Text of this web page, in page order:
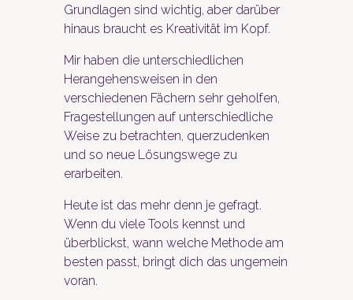
Grundlagen sind wichtig, aber darüber
hinaus braucht es Kreativität im Kopf.
Mir haben die unterschiedlichen
Herangehensweisen in den
verschiedenen Fächern sehr geholfen,
Fragestellungen auf unterschiedliche
Weise zu betrachten, querzudenken
und so neue Lösungswege zu
erarbeiten.
Heute ist das mehr denn je gefragt.
Wenn du viele Tools kennst und
überblickst, wann welche Methode am
besten passt, bringt dich das ungemein
voran.